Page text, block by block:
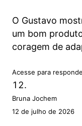
O Gustavo
um bom
coragem de
Acesse para
Bruna Jochem
12 de julho de 2026